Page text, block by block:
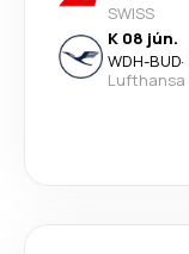
SWISS
K 08 jún.
WDH-BUD·
Lufthansa